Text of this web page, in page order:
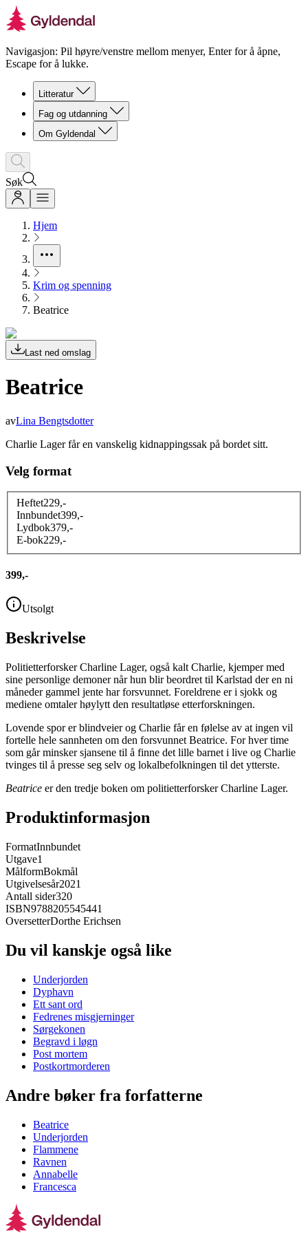
Navigasjon: Pil høyre/venstre mellom menyer, Enter for å åpne,
Escape for å lukke.
Litteratur
Fag og utdanning
Om Gyldendal
Søk
Hjem
Krim og spenning
Beatrice
Last ned omslag
Beatrice
avLina Bengtsdotter
Charlie Lager får en vanskelig kidnappingssak på bordet sitt.
Velg format
Heftet229,-
Innbundet399,-
Lydbok379,-
E-bok229,-
399,-
Utsolgt
Beskrivelse
Politietterforsker Charline Lager, også kalt Charlie, kjemper med
sine personlige demoner når hun blir beordret til Karlstad der en ni
måneder gammel jente har forsvunnet. Foreldrene er i sjokk og
mediene omtaler høylytt den resultatløse etterforskningen.
Lovende spor er blindveier og Charlie får en følelse av at ingen vil
fortelle hele sannheten om den forsvunnet Beatrice. For hver time
som går minsker sjansene til å finne det lille barnet i live og Charlie
tvinges til å presse seg selv og lokalbefolkningen til det ytterste.
Beatrice er den tredje boken om politietterforsker Charline Lager.
Produktinformasjon
FormatInnbundet
Utgave1
MålformBokmål
Utgivelsesår2021
Antall sider320
ISBN9788205545441
OversetterDorthe Erichsen
Du vil kanskje også like
Underjorden
Dyphavn
Ett sant ord
Fedrenes misgjerninger
Sørgekonen
Begravd i løgn
Post mortem
Postkortmorderen
Andre bøker fra forfatterne
Beatrice
Underjorden
Flammene
Ravnen
Annabelle
Francesca